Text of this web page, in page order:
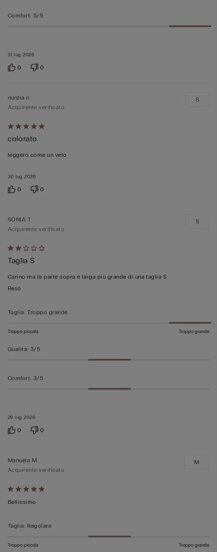
31 lug 2026
Comfort: 5/5
0 0
Valutato
5
su
30 lug 2026
nunzia n
Acquirente verificato
colorato
leggero come un velo
S
0 0
Valutato
2
su
5
29 lug 2026
SONIA T
Acquirente verificato
Taglia S
Carino ma la parte sopra è larga più grande di una taglia S
Reso
S
Taglia: Troppo grande
Troppo piccola Troppo grande
Qualità: 3/5
Comfort: 3/5
0 0
Valutato
5
5
Manuela M
Acquirente verificato
Bellissimo
M
Taglia: Regolare
Troppo piccola Troppo grande